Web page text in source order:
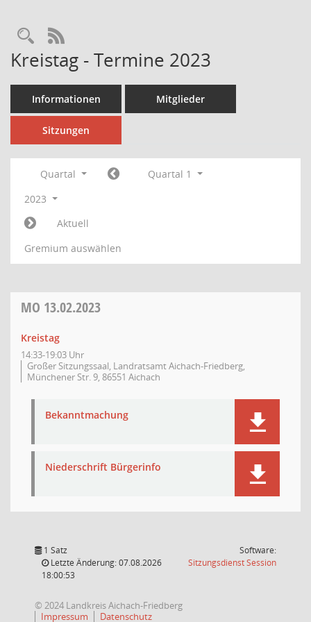
Rechercheauswahl
RSS-Feed
Kreistag - Termine 2023
Informationen Mitglieder
Sitzungen
Quartal
Quartal 1
2023
Aktuell
Gremium auswählen
MO 13.02.2023
Kreistag
14:33-19:03 Uhr
Großer Sitzungssaal, Landratsamt Aichach-Friedberg,
Münchener Str. 9, 86551 Aichach
Bekanntmachung
Niederschrift Bürgerinfo
1 Satz
Letzte Änderung: 07.08.2026
18:00:53
Software:
SitzungsdienstSession(Wird in
© 2024 Landkreis Aichach-Friedberg
Impressum
Datenschutz